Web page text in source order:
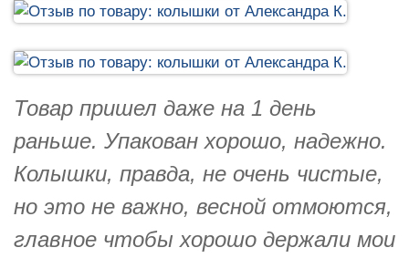
Товар пришел даже на 1 день
раньше. Упакован хорошо, надежно.
Колышки, правда, не очень чистые,
но это не важно, весной отмоются,
главное чтобы хорошо держали мои